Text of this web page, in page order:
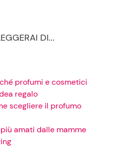
DI...
profumi e cosmetici
regalo
scegliere il profumo
amati dalle mamme